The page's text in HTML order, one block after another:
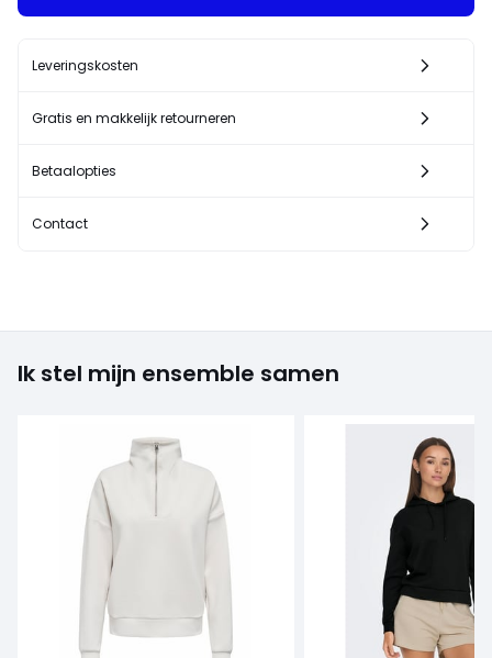
Leveringskosten
Gratis en makkelijk retourneren
Betaalopties
Contact
Ik stel mijn ensemble samen